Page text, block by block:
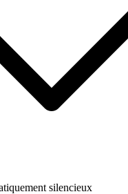
silencieux